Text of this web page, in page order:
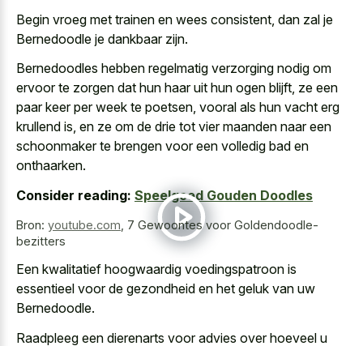
Begin vroeg met trainen en wees consistent, dan zal je
Bernedoodle je dankbaar zijn.
Bernedoodles hebben regelmatig verzorging nodig om
ervoor te zorgen dat hun haar uit hun ogen blijft, ze een
paar keer per week te poetsen, vooral als hun vacht erg
krullend is, en ze om de drie tot vier maanden naar een
schoonmaker te brengen voor een volledig bad en
onthaarken.
Consider reading: Speelgoed Gouden Doodles
Bron: youtube.com 7 Gewoontes voor Goldendoodle-
bezitters
Een kwalitatief hoogwaardig voedingspatroon is
essentieel voor de gezondheid en het geluk van uw
Bernedoodle.
Raadpleeg een dierenarts voor advies over hoeveel u